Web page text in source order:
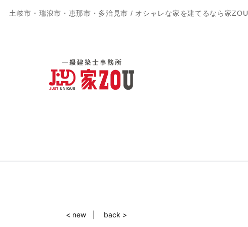
土岐市・瑞浪市・恵那市・多治見市 / オシャレな家を建てるなら家ZOU
< new back >